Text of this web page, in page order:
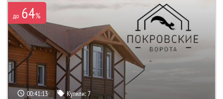
до 64%
00:41:11 Купили:7